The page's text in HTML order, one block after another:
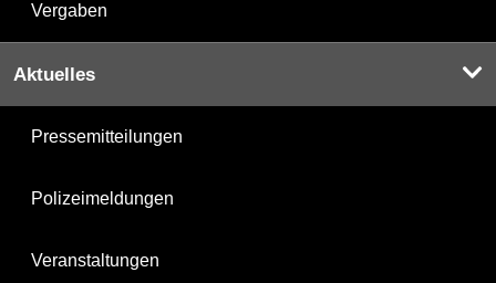
Vergaben
Aktuelles
Pressemitteilungen
Polizeimeldungen
Veranstaltungen